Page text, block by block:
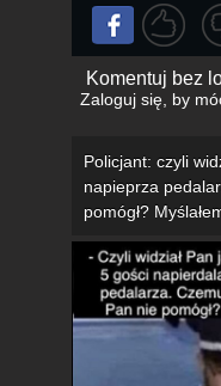
Komentuj bez
Zaloguj się, by
Policjant: czyli
napieprza
pomógł?